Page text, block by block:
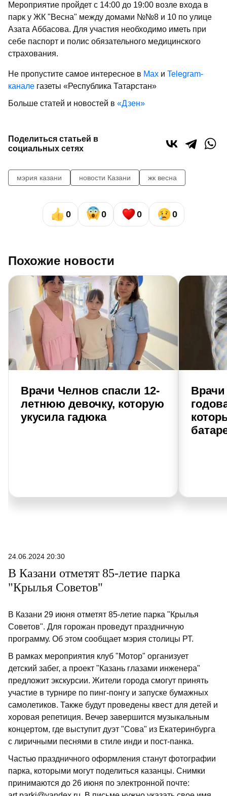
Мероприятие пройдет с 14:00 до 19:00 возле входа в
парк у ЖК "Весна" между домами №№8 и 10 по улице
Азата Аббасова. Для участия необходимо иметь при
себе паспорт и полис обязательного медицинского
страхования.
Не пропустите самое интересное в Max и Telegram-
канале газеты «Республика Татарстан»
Больше статей и новостей в «Дзен»
Поделиться статьей в
социальных сетях
мэрия казани новости Казани жк весна
0 0 0 0
Похожие новости
Врачи Челнов спасли 12-
летнюю девочку, которую
укусила гадюка
24.06.2024 20:30
В Казани отметят 85-летие парка
"Крылья Советов"
В Казани 29 июня отметят 85-летие парка "Крылья
Советов". Для горожан проведут праздничную
программу. Об этом сообщает мэрия столицы РТ.
В рамках мероприятия клуб "Мотор" организует
детский забег, а проект "Казань глазами инженера"
предложит экскурсии. Жители города смогут принять
участие в турнире по пинг-понгу и запуске бумажных
самолетиков. Также будут проведены квест для детей и
хоровая репетиция. Вечер завершится музыкальным
концертом, где выступит дуэт "Сова" из Екатеринбурга
с лиричными песнями в стиле инди и пост-панка.
Частью праздничного оформления станут фотографии
парка, которыми могут поделиться казанцы. Снимки
принимаются до 26 июня по электронной почте: